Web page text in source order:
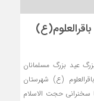
عید بزرگ مسلمانان
(ع) شهرستان
حجت الاسلام